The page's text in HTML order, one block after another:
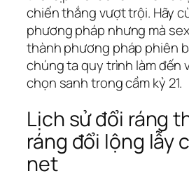
chiến thắng vượt trội. Hãy
phương pháp nhưng mà
thành phương pháp phiên
chúng ta quy trình làm đến
chọn sanh trong cầm kỷ 21.
Lịch sử đổi ráng
ráng đổi lộng lẫy
net